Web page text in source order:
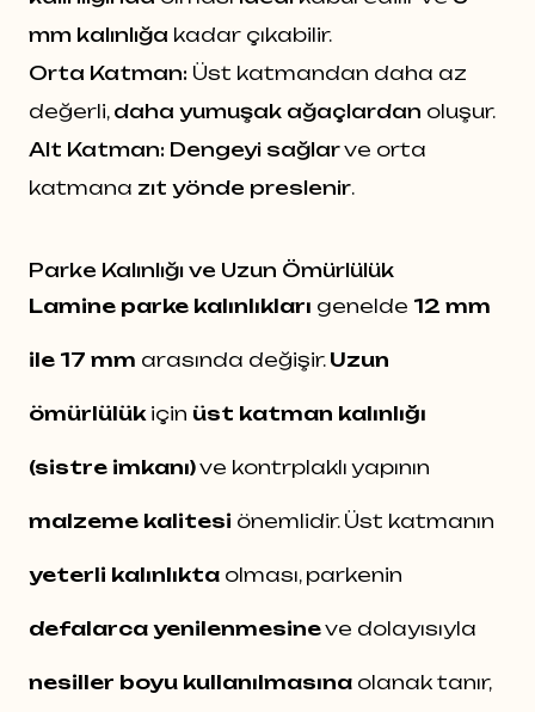
mm kalınlığa kadar çıkabilir.
Orta Katman: Üst katmandan daha az
değerli, daha yumuşak ağaçlardan oluşur.
Alt Katman: Dengeyi sağlarve orta
katmana zıt yönde preslenir.
Parke Kalınlığı ve Uzun Ömürlülük
Lamine parke kalınlıkları genelde 12 mm
ile 17 mm arasında değişir. Uzun
ömürlülükiçin üst katman kalınlığı
(sistre imkanı)ve kontrplaklı yapının
malzeme kalitesi önemlidir. Üst katmanın
yeterli kalınlıkta olması, parkenin
defalarca yenilenmesineve dolayısıyla
nesiller boyu kullanılmasına olanak tanır,